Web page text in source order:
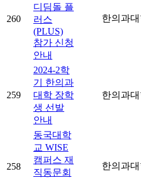
260
디딤돌 플
러스
(PLUS)
참가 신청
안내
한의과
259
2024-2학
기 한의과
대학 장학
생 선발
안내
한의과
258
동국대학
교 WISE
캠퍼스 재
직동문회
한의과